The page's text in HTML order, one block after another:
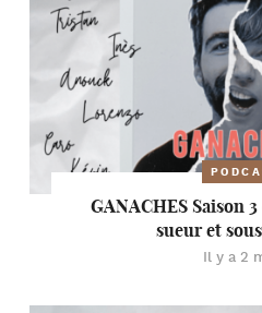
GANACHES Saison 3
sueur et
Il y a 2